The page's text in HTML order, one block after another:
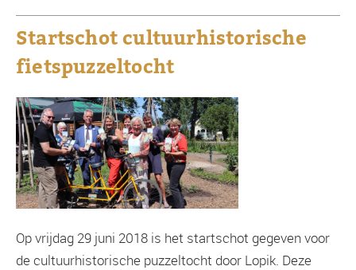
Startschot cultuurhistorische
fietspuzzeltocht
Op vrijdag 29 juni 2018 is het startschot gegeven voor
de cultuurhistorische puzzeltocht door Lopik. Deze